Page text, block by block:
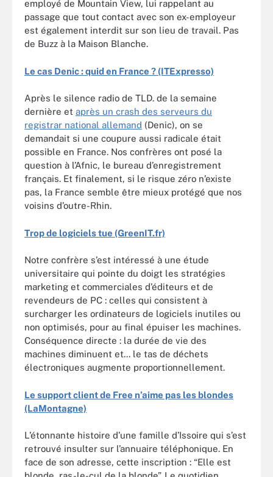
employé de Mountain View, lui rappelant au
passage que tout contact avec son ex-employeur
est également interdit sur son lieu de travail. Pas
de Buzz à la Maison Blanche.
Le cas Denic : quid en France ? (ITExpresso)
Après le silence radio de TLD. de la semaine
dernière et après un crash des serveurs du
registrar national allemand (Denic), on se
demandait si une coupure aussi radicale était
possible en France. Nos confrères ont posé la
question à l’Afnic, le bureau d’enregistrement
français. Et finalement, si le risque zéro n’existe
pas, la France semble être mieux protégé que nos
voisins d’outre-Rhin.
Trop de logiciels tue (GreenIT.fr)
Notre confrère s’est intéressé à une étude
universitaire qui pointe du doigt les stratégies
marketing et commerciales d’éditeurs et de
revendeurs de PC : celles qui consistent à
surcharger les ordinateurs de logiciels inutiles ou
non optimisés, pour au final épuiser les machines.
Conséquence directe : la durée de vie des
machines diminuent et... le tas de déchets
électroniques augmente proportionnellement.
Le support client de Free n’aime pas les blondes
(LaMontagne)
L’étonnante histoire d’une famille d’Issoire qui s’est
retrouvé insulter sur l’annuaire téléphonique. En
face de son adresse, cette inscription : “Elle est